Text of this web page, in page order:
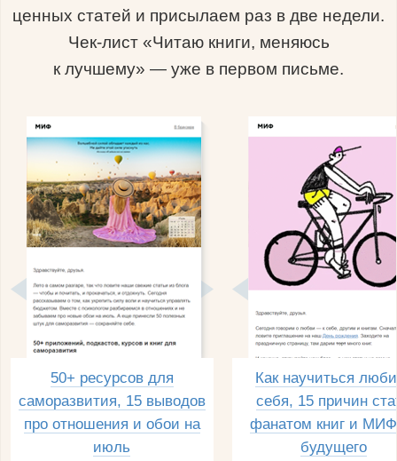
ценных статей и присылаем раз в две недели.
Чек-лист «Читаю книги, меняюсь
к лучшему» — уже в первом письме.
50+ ресурсов для
саморазвития, 15 выводов
про отношения и обои на
июль
Как научиться
себя, 15 причин
фанатом книг и
будущего